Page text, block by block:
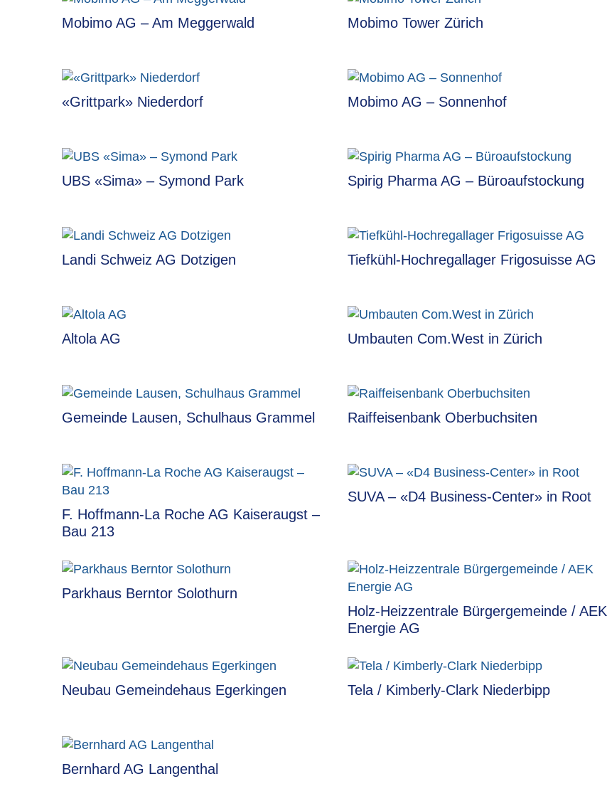
Mobimo AG – Am Meggerwald Mobimo Tower Zürich
«Grittpark» Niederdorf Mobimo AG – Sonnenhof
UBS «Sima» – Symond Park Spirig Pharma AG – Büroaufstockung
Landi Schweiz AG Dotzigen Tiefkühl-Hochregallager Frigosuisse AG
Altola AG Umbauten Com.West in Zürich
Gemeinde Lausen, Schulhaus Grammel Raiffeisenbank Oberbuchsiten
F. Hoffmann-La Roche AG Kaiseraugst –
Bau 213
SUVA – «D4 Business-Center» in Root
Parkhaus Berntor Solothurn
Holz-Heizzentrale Bürgergemeinde / AEK
Energie AG
Neubau Gemeindehaus Egerkingen Tela / Kimberly-Clark Niederbipp
Bernhard AG Langenthal